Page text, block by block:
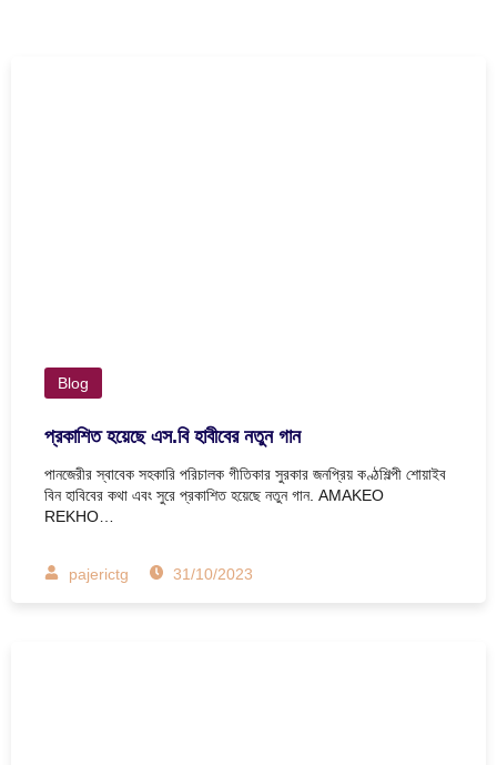
Blog
প্রকাশিত হয়েছে এস.বি হাবীবের নতুন গান
পানজেরীর স্বাবেক সহকারি পরিচালক গীতিকার সুরকার জনপ্রিয় কণ্ঠশিল্পী শোয়াইব
বিন হাবিবের কথা এবং সুরে প্রকাশিত হয়েছে নতুন গান. AMAKEO
REKHO…
pajerictg 31/10/2023